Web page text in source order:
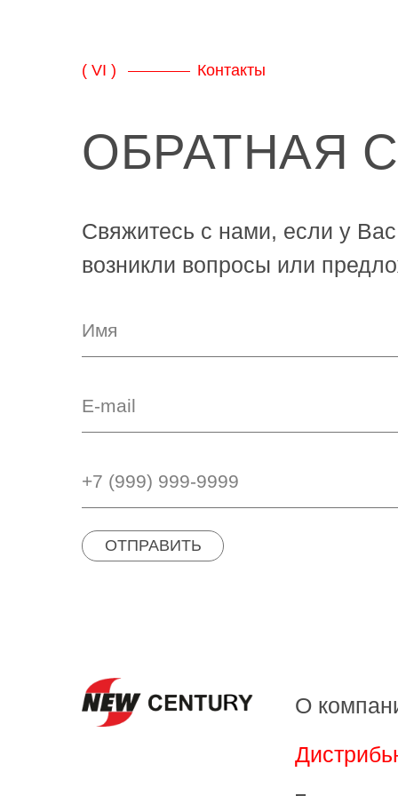
ОБРАТНАЯ
Свяжитесь с нами, если у Вас
возникли вопросы или
ОТПРАВИТЬ
( VI ) Контакты
О